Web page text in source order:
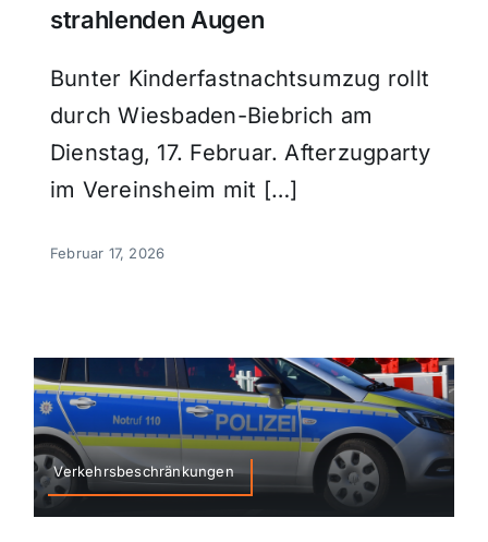
strahlenden Augen
Bunter Kinderfastnachtsumzug rollt
durch Wiesbaden-Biebrich am
Dienstag, 17. Februar. Afterzugparty
im Vereinsheim mit […]
Februar 17, 2026
Verkehrsbeschränkungen